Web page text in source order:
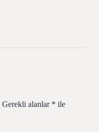
Gerekli alanlar * ile